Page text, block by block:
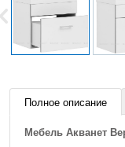
Полное описание
Мебель Акванет